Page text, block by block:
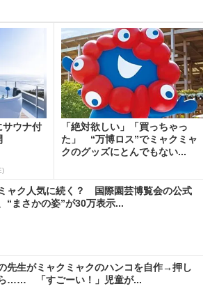
サウナ付
「絶対欲しい」「買っちゃっ
た」 “万博ロス”でミャクミャ
クのグッズにとんでもない...
ャク人気に続く？ 国際園芸博覧会の公式
“まさかの姿”が30万表示...
先生がミャクミャクのハンコを自作→押し
…… 「すごーい！」児童が...